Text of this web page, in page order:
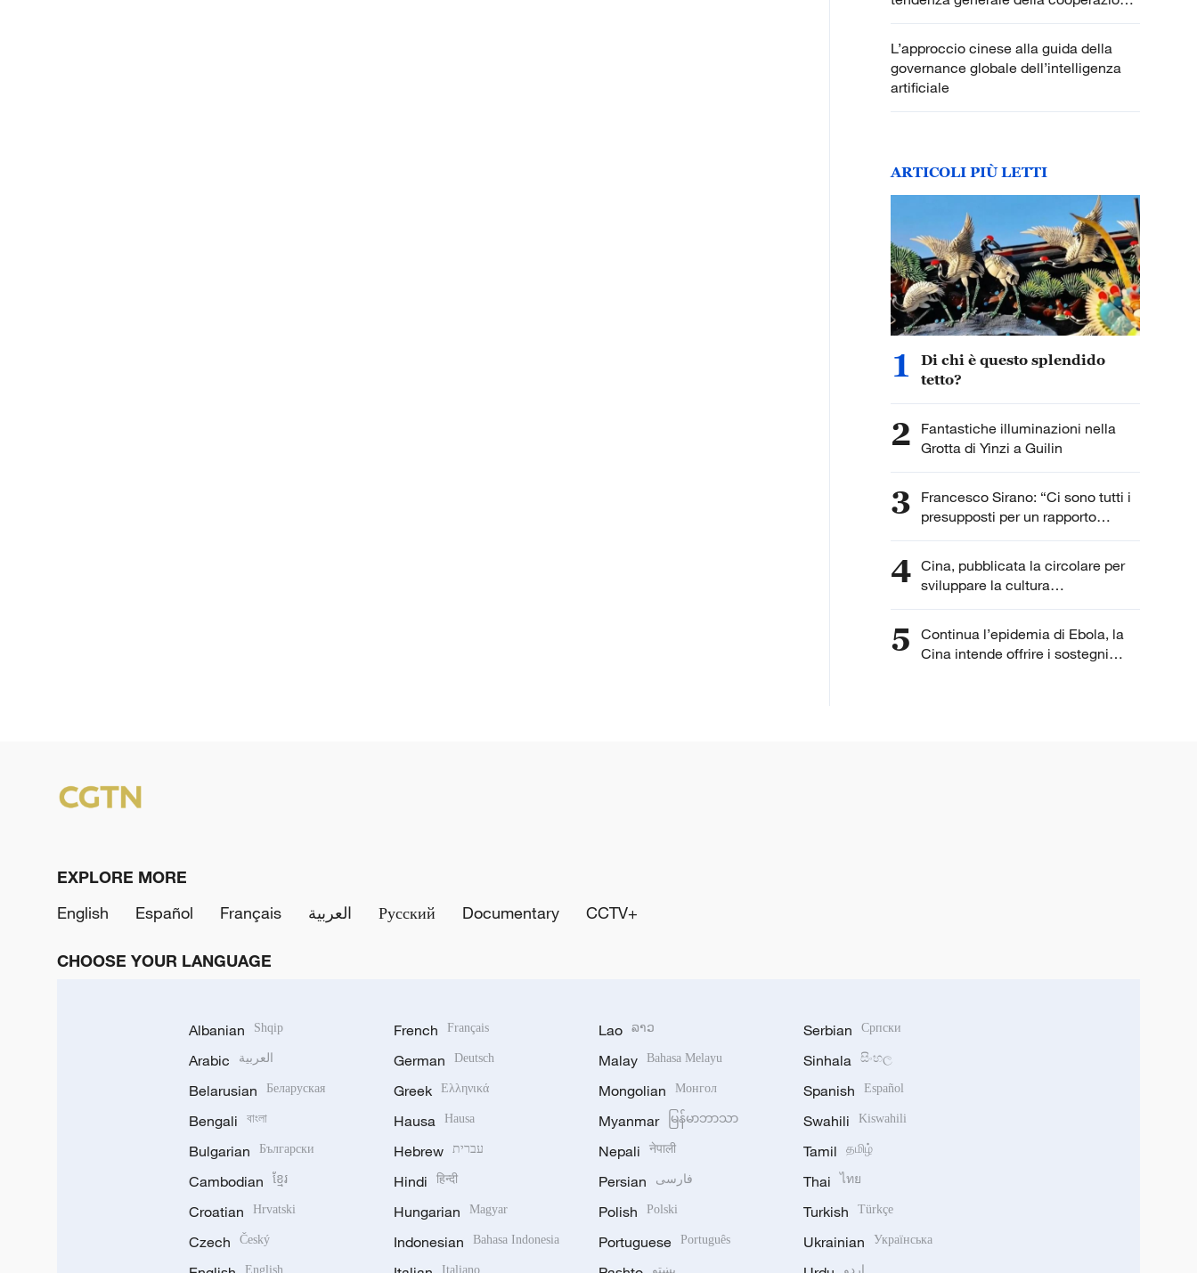
Cina-ASEAN
L’approccio cinese alla guida della
governance globale dell’intelligenza
artificiale
ARTICOLI PIÙ LETTI
1
Di chi è questo splendido
tetto?
2
Fantastiche illuminazioni nella
Grotta di Yinzi a Guilin
3
Francesco Sirano: “Ci sono tutti i
presupposti per un rapporto
speciale fra la Cina e l'Italia
dati in comune”
4 Cina, pubblicata la circolare per
sviluppare la cultura
cinematografica
5
Continua l’epidemia di Ebola, la
Cina intende offrire i sostegni
EXPLORE MORE
English
Español Français العربية Русский Documentary CCTV+
CHOOSE YOUR LANGUAGE
Albanian Shqip
Arabic العربية
Belarusian Беларуская
Bengali বাংলা
Bulgarian Български
Cambodian ខ្មែរ
Croatian Hrvatski
Czech Český
English
French Français
German Deutsch
Greek Ελληνικά
Hausa Hausa
Hebrew עברית
Hindi हिन्दी
Hungarian Magyar
Indonesian Bahasa Indonesia
Italiano
Lao ລາວ
Malay Bahasa Melayu
Mongolian Монгол
Myanmar မြန်မာဘာသာ
Nepali नेपाली
Persian فارسی
Polish Polski
Portuguese Português
پښتو
Serbian Српски
Sinhala සිංහල
Spanish Español
Swahili Kiswahili
Tamil தமிழ்
Thai ไทย
Turkish Türkçe
Ukrainian Українська
اردو